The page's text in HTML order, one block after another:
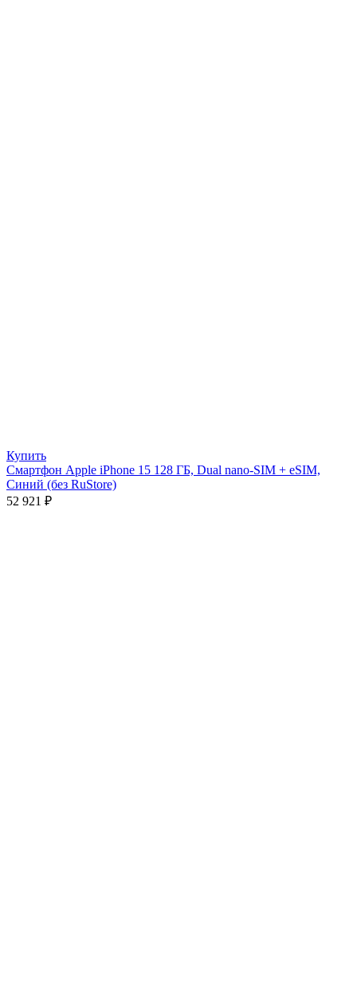
Купить
Смартфон Apple iPhone 15 128 ГБ, Dual nano-SIM + eSIM,
Синий (без RuStore)
52 921 ₽